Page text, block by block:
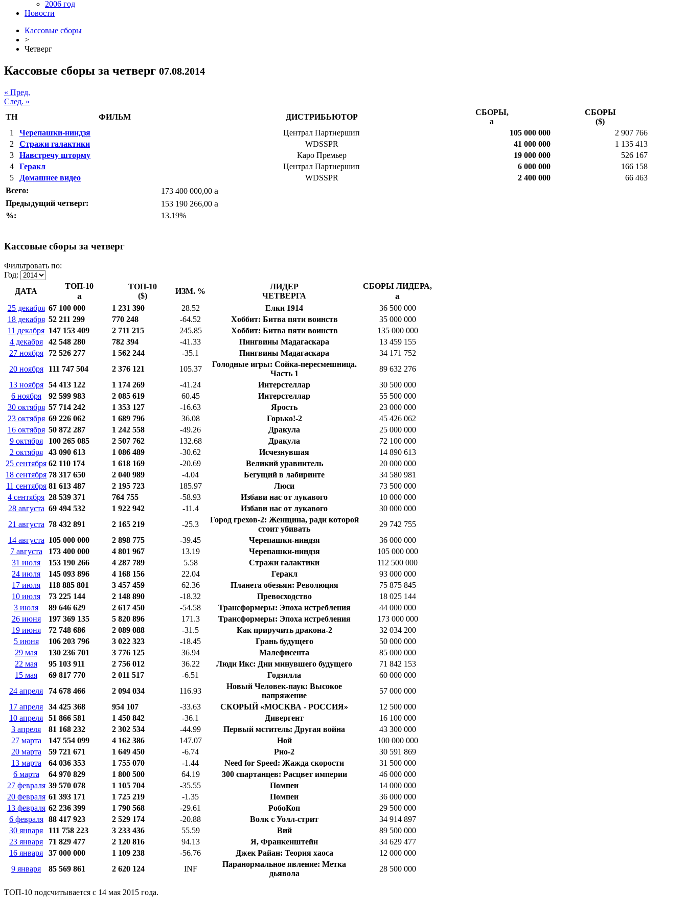
2006 год
Новости
Кассовые сборы
>
Четверг
Кассовые сборы за четверг 07.08.2014
« Пред.
След. »
ТН
ФИЛЬМ ДИСТРИБЬЮТОР
СБОРЫ,
a
СБОРЫ
($)
1
Черепашки-ниндзя Централ Партнершип 105 000 000
2 907 766
2
Стражи галактики WDSSPR 41 000 000
1 135 413
3
Навстречу шторму Каро Премьер 19 000 000
526 167
4
Геракл Централ Партнершип 6 000 000
166 158
5
Домашнее видео WDSSPR 2 400 000
66 463
Всего:
173 400 000,00 a
Предыдущий четверг: 153 190 266,00 a
%: 13.19%
Кассовые сборы за четверг
Фильтровать по:
Год:
ДАТА
ТОП-10
a
ТОП-10
($)
ИЗМ. %
ЛИДЕР
ЧЕТВЕРГА
СБОРЫ ЛИДЕРА,
a
25 декабря 67 100 000 1 231 390 28.52 Елки 1914
36 500 000
18 декабря 52 211 299 770 248 -64.52 Хоббит: Битва пяти воинств
35 000 000
11 декабря 147 153 409 2 711 215 245.85 Хоббит: Битва пяти воинств
135 000 000
4 декабря
42 548 280 782 394 -41.33 Пингвины Мадагаскара
13 459 155
27 ноября
72 526 277 1 562 244 -35.1 Пингвины Мадагаскара
34 171 752
20 ноября
111 747 504 2 376 121 105.37
Голодные игры: Сойка-пересмешница.
Часть 1
89 632 276
13 ноября
54 413 122 1 174 269 -41.24 Интерстеллар
30 500 000
6 ноября
92 599 983 2 085 619 60.45 Интерстеллар
55 500 000
30 октября 57 714 242 1 353 127 -16.63 Ярость
23 000 000
23 октября 69 226 062 1 689 796 36.08 Горько!-2
45 426 062
16 октября 50 872 287 1 242 558 -49.26 Дракула
25 000 000
9 октября
100 265 085 2 507 762 132.68 Дракула
72 100 000
2 октября
43 090 613 1 086 489 -30.62 Исчезнувшая
14 890 613
25 сентября 62 110 174 1 618 169 -20.69 Великий уравнитель
20 000 000
18 сентября 78 317 650 2 040 989 -4.04 Бегущий в лабиринте
34 580 981
11 сентября 81 613 487 2 195 723 185.97 Люси
73 500 000
4 сентября 28 539 371 764 755 -58.93 Избави нас от лукавого
10 000 000
28 августа 69 494 532 1 922 942 -11.4 Избави нас от лукавого
30 000 000
21 августа 78 432 891 2 165 219 -25.3
Город грехов-2: Женщина, ради которой
стоит убивать
29 742 755
14 августа 105 000 000 2 898 775 -39.45 Черепашки-ниндзя
36 000 000
7 августа
173 400 000 4 801 967 13.19 Черепашки-ниндзя
105 000 000
31 июля
153 190 266 4 287 789 5.58 Стражи галактики
112 500 000
24 июля
145 093 896 4 168 156 22.04 Геракл
93 000 000
17 июля
118 885 801 3 457 459 62.36 Планета обезьян: Революция
75 875 845
10 июля
73 225 144 2 148 890 -18.32 Превосходство
18 025 144
3 июля
89 646 629 2 617 450 -54.58 Трансформеры: Эпоха истребления
44 000 000
26 июня
197 369 135 5 820 896 171.3 Трансформеры: Эпоха истребления
173 000 000
19 июня
72 748 686 2 089 088 -31.5 Как приручить дракона-2
32 034 200
5 июня
106 203 796 3 022 323 -18.45 Грань будущего
50 000 000
29 мая
130 236 701 3 776 125 36.94 Малефисента
85 000 000
22 мая
95 103 911 2 756 012 36.22 Люди Икс: Дни минувшего будущего
71 842 153
15 мая
69 817 770 2 011 517 -6.51 Годзилла
60 000 000
24 апреля
74 678 466 2 094 034 116.93
Новый Человек-паук: Высокое
напряжение
57 000 000
17 апреля
34 425 368 954 107 -33.63 СКОРЫЙ «МОСКВА - РОССИЯ»
12 500 000
10 апреля
51 866 581 1 450 842 -36.1 Дивергент
16 100 000
3 апреля
81 168 232 2 302 534 -44.99 Первый мститель: Другая война
43 300 000
27 марта
147 554 099 4 162 386 147.07 Ной
100 000 000
20 марта
59 721 671 1 649 450 -6.74 Рио-2
30 591 869
13 марта
64 036 353 1 755 070 -1.44 Need for Speed: Жажда скорости
31 500 000
6 марта
64 970 829 1 800 500 64.19 300 спартанцев: Расцвет империи
46 000 000
27 февраля 39 570 078 1 105 704 -35.55 Помпеи
14 000 000
20 февраля 61 393 171 1 725 219 -1.35 Помпеи
36 000 000
13 февраля 62 236 399 1 790 568 -29.61 РобоКоп
29 500 000
6 февраля
88 417 923 2 529 174 -20.88 Волк с Уолл-стрит
34 914 897
30 января
111 758 223 3 233 436 55.59 Вий
89 500 000
23 января
71 829 477 2 120 816 94.13 Я, Франкенштейн
34 629 477
16 января
37 000 000 1 109 238 -56.76 Джек Райан: Теория хаоса
12 000 000
9 января
85 569 861 2 620 124 INF
Паранормальное явление: Метка
дьявола
28 500 000
ТОП-10 подсчитывается с 14 мая 2015 года.